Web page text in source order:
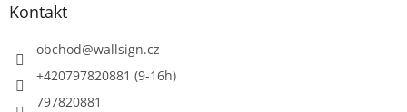
Kontakt
obchod@wallsign.cz
+420797820881 (9-16h)
797820881